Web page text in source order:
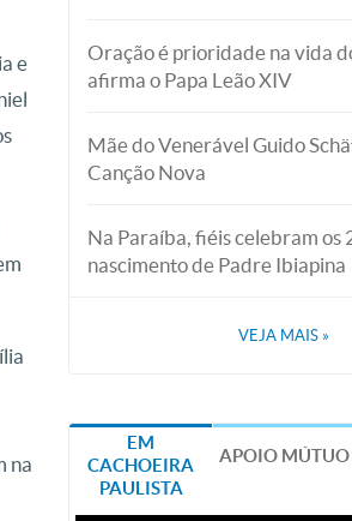
e
na
Oração é prioridade na vida
afirma o Papa Leão XIV
Mãe do Venerável Guido
Canção Nova
Na Paraíba, fiéis celebram os
nascimento de Padre Ibiapina
VEJA MAIS »
EM
CACHOEIRA
PAULISTA
APOIO MÚTUO